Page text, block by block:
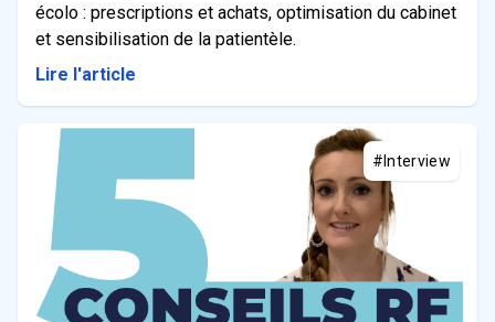
écolo : prescriptions et achats, optimisation du cabinet
et sensibilisation de la patientèle.
Lire l'article
#Interview